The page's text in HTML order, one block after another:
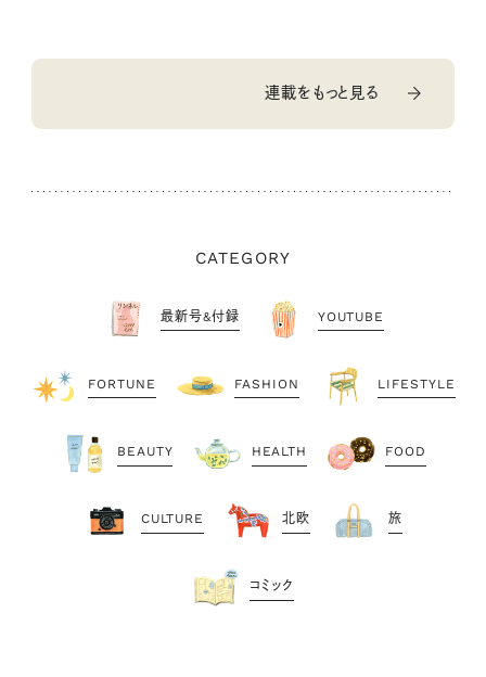
連載をもっと見る
CATEGORY
最新号&付録 YOUTUBE
FORTUNE FASHION LIFESTYLE
BEAUTY HEALTH FOOD
CULTURE 北欧 旅
コミック